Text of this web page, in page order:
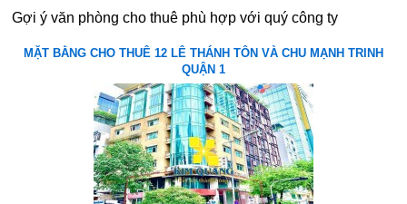
Gợi ý văn phòng cho thuê phù hợp với quý công ty
MẶT BẰNG CHO THUÊ 12 LÊ THÁNH TÔN VÀ CHU MẠNH TRINH
QUẬN 1